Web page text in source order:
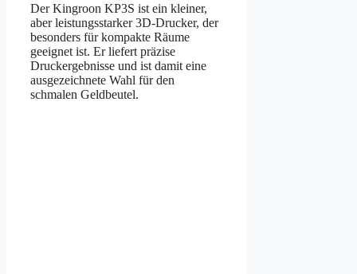
Der Kingroon KP3S ist ein kleiner,
aber leistungsstarker 3D-Drucker, der
besonders für kompakte Räume
geeignet ist. Er liefert präzise
Druckergebnisse und ist damit eine
ausgezeichnete Wahl für den
schmalen Geldbeutel.